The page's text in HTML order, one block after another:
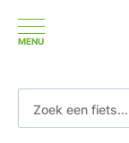
MENU